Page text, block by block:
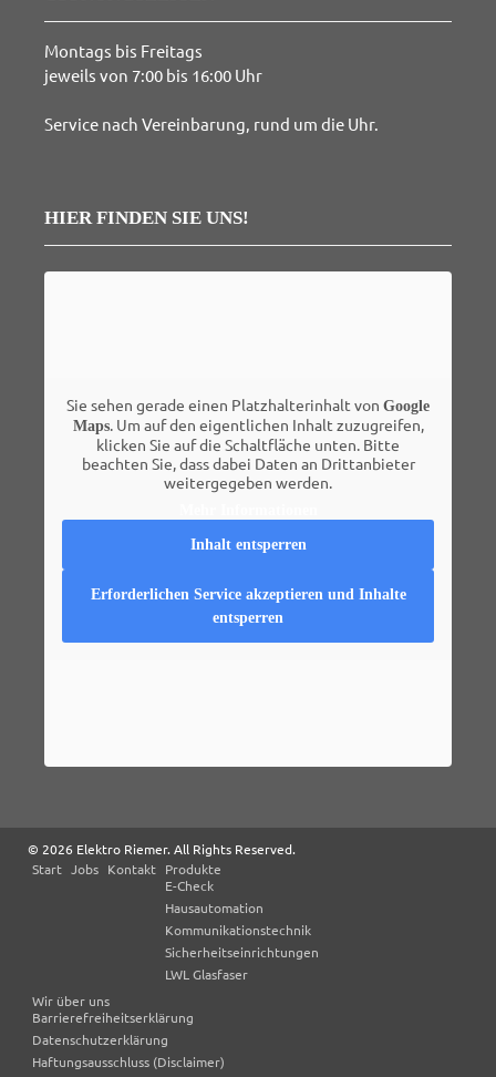
Montags bis Freitags
jeweils von 7:00 bis 16:00 Uhr
Service nach Vereinbarung, rund um die Uhr.
HIER FINDEN SIE UNS!
Sie sehen gerade einen Platzhalterinhalt von Google
Maps. Um auf den eigentlichen Inhalt zuzugreifen,
klicken Sie auf die Schaltfläche unten. Bitte
beachten Sie, dass dabei Daten an Drittanbieter
weitergegeben werden.
Inhalt entsperren
Erforderlichen Service akzeptieren und Inhalte
entsperren
© 2026 Elektro Riemer. All Rights Reserved.
Start Jobs Kontakt Produkte
E-Check
Hausautomation
Kommunikationstechnik
Sicherheitseinrichtungen
LWL Glasfaser
Wir über uns
Barrierefreiheitserklärung
Datenschutzerklärung
Haftungsausschluss (Disclaimer)